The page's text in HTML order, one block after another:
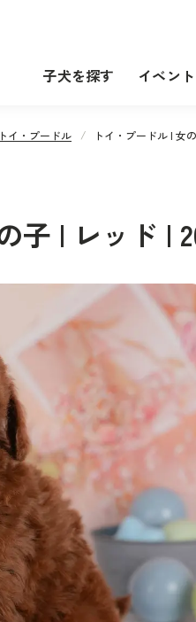
子犬を探す イベン
トイ・プードル トイ・プードル | 女
子 | レッド |